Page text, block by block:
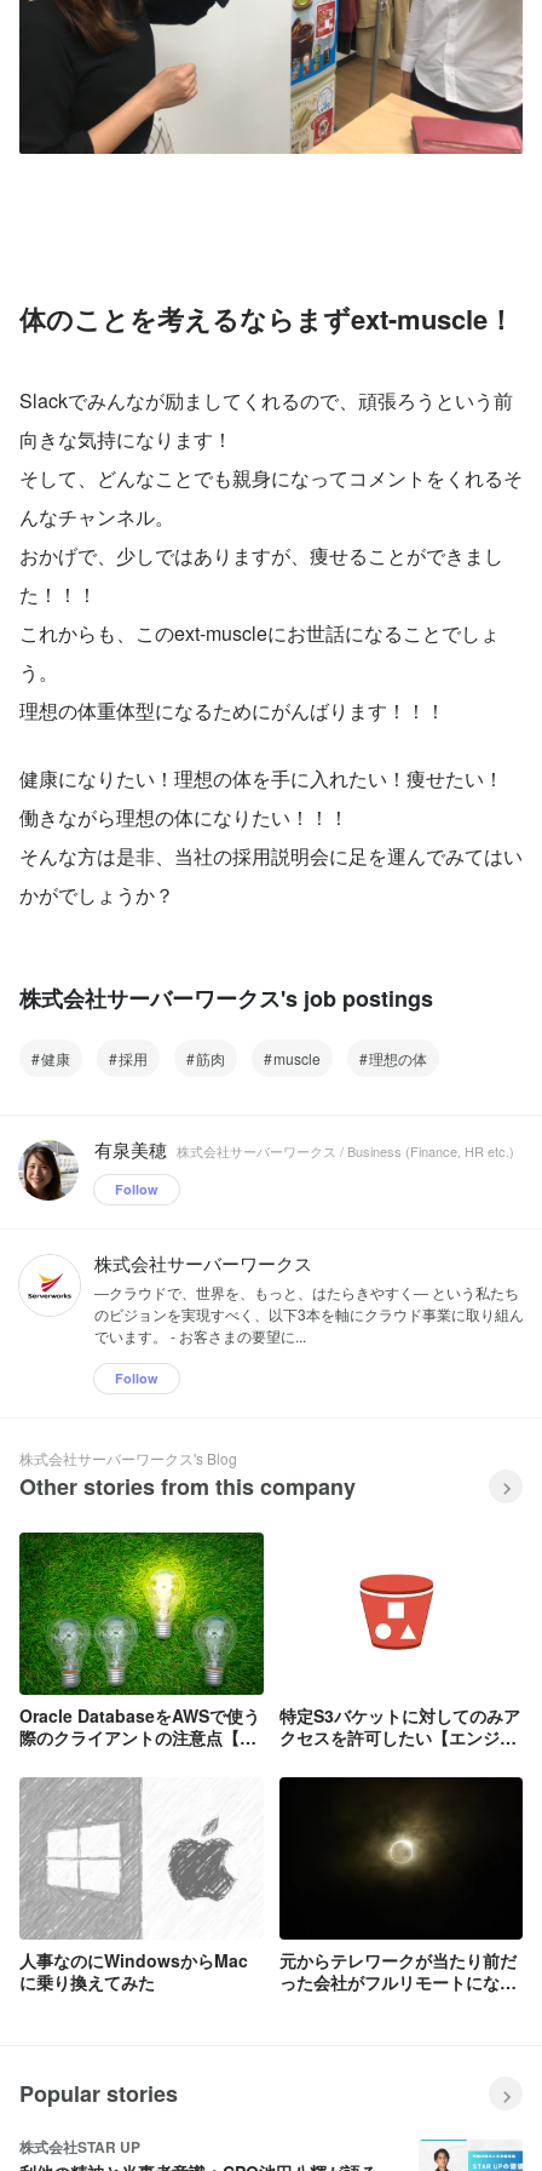
体のことを考えるならまずext-muscle！
Slackでみんなが励ましてくれるので、頑張ろうという前
向きな気持になります！
そして、どんなことでも親身になってコメントをくれるそ
んなチャンネル。
おかげで、少しではありますが、痩せることができまし
た！！！
これからも、このext-muscleにお世話になることでしょ
う。
理想の体重体型になるためにがんばります！！！
健康になりたい！理想の体を手に入れたい！痩せたい！
働きながら理想の体になりたい！！！
そんな方は是非、当社の採用説明会に足を運んでみてはい
かがでしょうか？
株式会社サーバーワークス's job postings
健康 採用 筋肉 muscle 理想の体
有泉美穂 株式会社サーバーワークス / Business (Finance, HR etc.)
Follow
株式会社サーバーワークス
―クラウドで、世界を、もっと、はたらきやすく― という私たち
のビジョンを実現すべく、以下3本を軸にクラウド事業に取り組ん
でいます。 - お客さまの要望に...
Follow
株式会社サーバーワークス's Blog
Other stories from this company
Oracle DatabaseをAWSで使う
際のクライアントの注意点【エ
特定S3バケットに対してのみア
クセスを許可したい【エンジニ
人事なのにWindowsからMac
に乗り換えてみた
元からテレワークが当たり前だ
った会社がフルリモートになっ
Popular stories
株式会社STAR UP